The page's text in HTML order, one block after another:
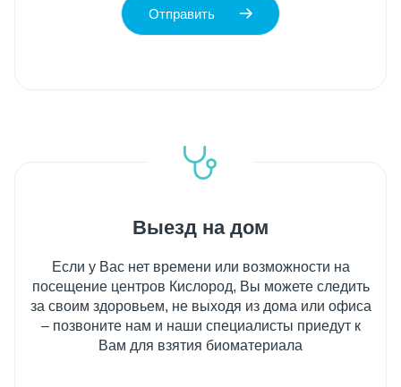
Отправить
Выезд на дом
Если у Вас нет времени или возможности на
посещение центров Кислород, Вы можете следить
за своим здоровьем, не выходя из дома или офиса
– позвоните нам и наши специалисты приедут к
Вам для взятия биоматериала